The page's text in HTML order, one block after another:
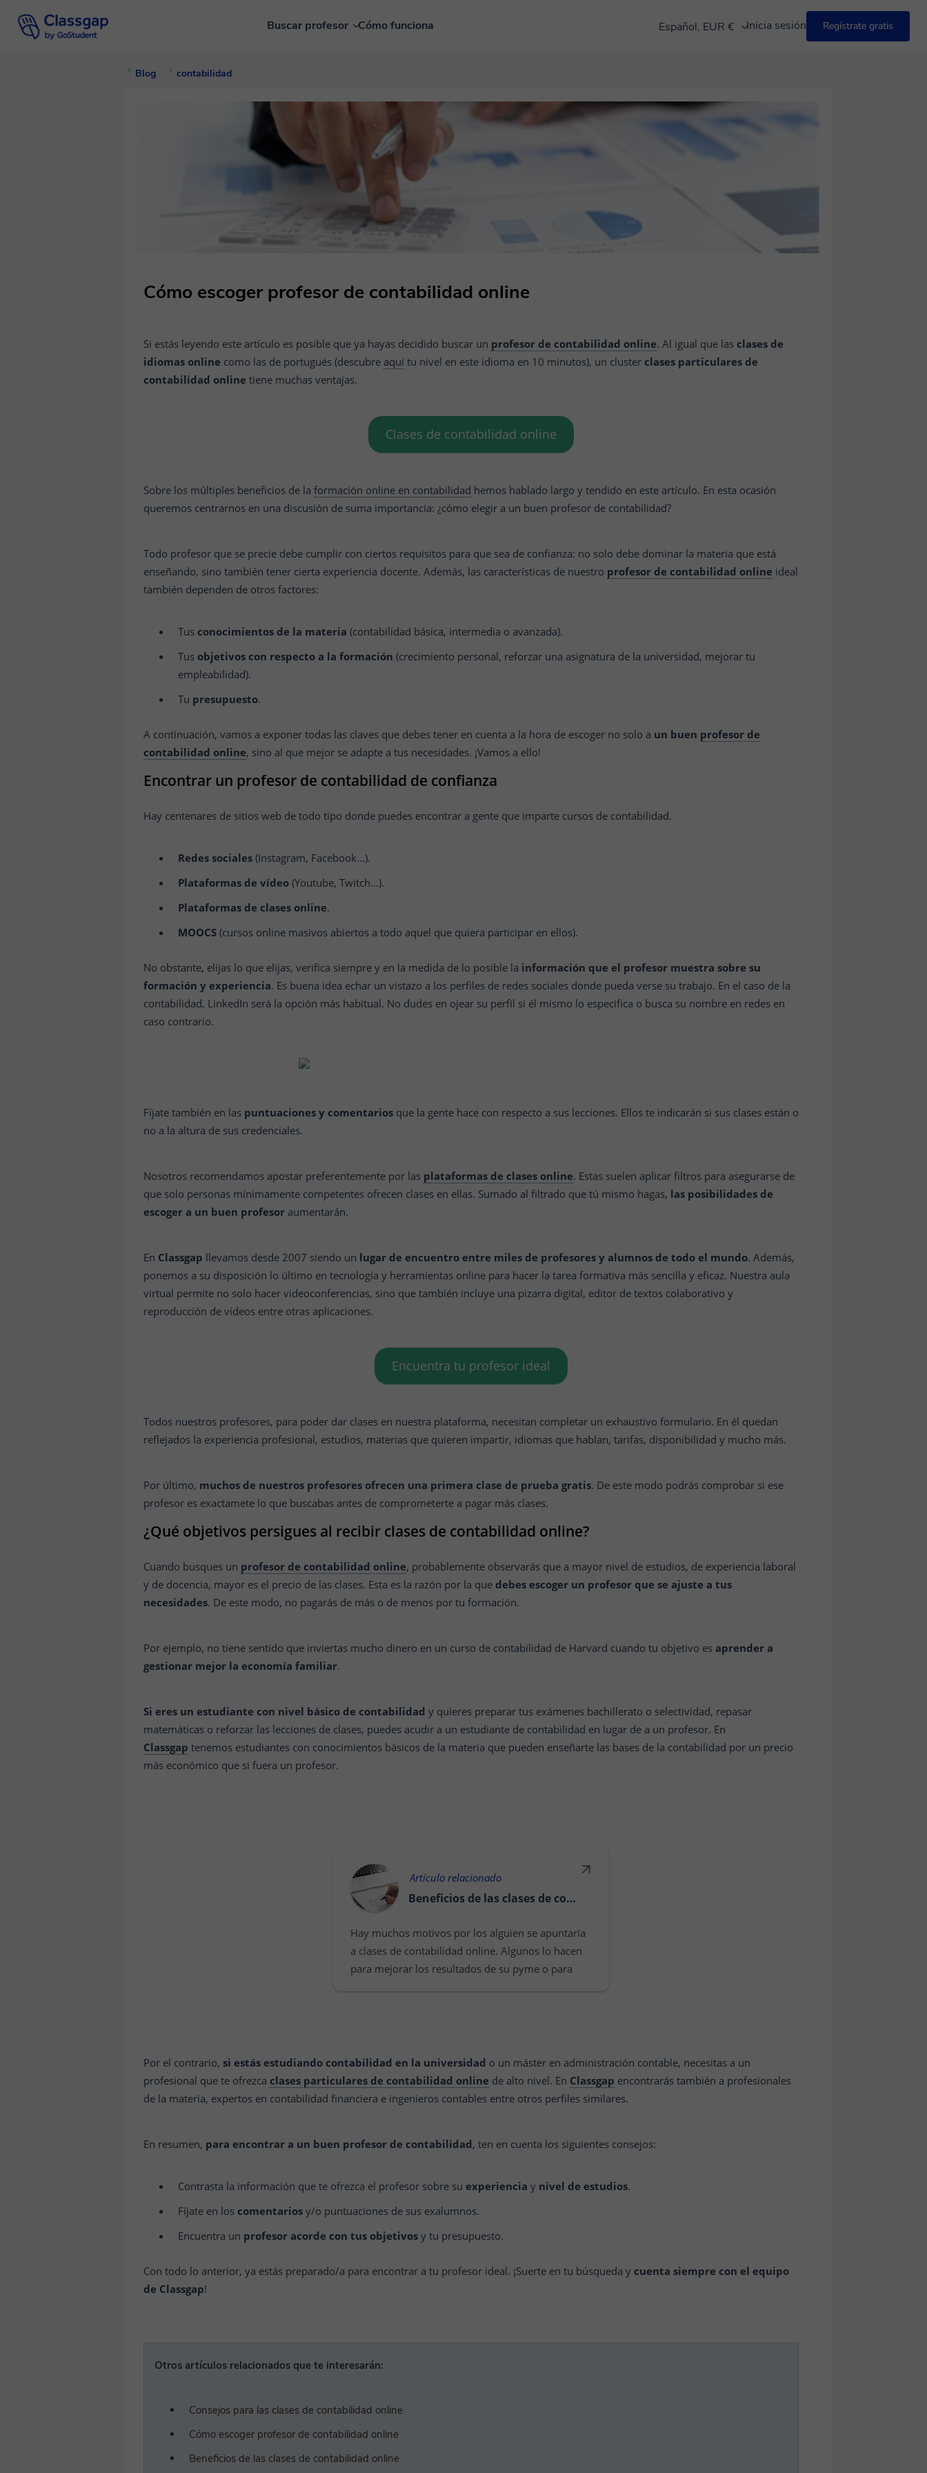
Buscar profesor Cómo funciona Español, EUR € Inicia sesión Regístrate gratis
Blog contabilidad
Cómo escoger profesor de contabilidad online
Si estás leyendo este artículo es posible que ya hayas decidido buscar un profesor de contabilidad online. Al igual que las clases de
idiomas online como las de portugués (descubre aquí tu nivel en este idioma en 10 minutos), un cluster clases particulares de
contabilidad online tiene muchas ventajas.
Clases de contabilidad online
Sobre los múltiples beneficios de la formación online en contabilidad hemos hablado largo y tendido en este artículo. En esta ocasión
queremos centrarnos en una discusión de suma importancia: ¿cómo elegir a un buen profesor de contabilidad?
Todo profesor que se precie debe cumplir con ciertos requisitos para que sea de confianza: no solo debe dominar la materia que está
enseñando, sino también tener cierta experiencia docente. Además, las características de nuestro profesor de contabilidad online ideal
también dependen de otros factores:
Tus conocimientos de la materia (contabilidad básica, intermedia o avanzada).
Tus objetivos con respecto a la formación (crecimiento personal, reforzar una asignatura de la universidad, mejorar tu
empleabilidad).
Tu presupuesto.
A continuación, vamos a exponer todas las claves que debes tener en cuenta a la hora de escoger no solo a un buen profesor de
contabilidad online, sino al que mejor se adapte a tus necesidades. ¡Vamos a ello!
Encontrar un profesor de contabilidad de confianza
Hay centenares de sitios web de todo tipo donde puedes encontrar a gente que imparte cursos de contabilidad.
Redes sociales (Instagram, Facebook…).
Plataformas de vídeo (Youtube, Twitch…).
Plataformas de clases online.
MOOCS (cursos online masivos abiertos a todo aquel que quiera participar en ellos).
No obstante, elijas lo que elijas, verifica siempre y en la medida de lo posible la información que el profesor muestra sobre su
formación y experiencia. Es buena idea echar un vistazo a los perfiles de redes sociales donde pueda verse su trabajo. En el caso de la
contabilidad, LinkedIn será la opción más habitual. No dudes en ojear su perfil si él mismo lo especifica o busca su nombre en redes en
caso contrario.
Fíjate también en las puntuaciones y comentarios que la gente hace con respecto a sus lecciones. Ellos te indicarán si sus clases están o
no a la altura de sus credenciales.
Nosotros recomendamos apostar preferentemente por las plataformas de clases online. Estas suelen aplicar filtros para asegurarse de
que solo personas mínimamente competentes ofrecen clases en ellas. Sumado al filtrado que tú mismo hagas, las posibilidades de
escoger a un buen profesor aumentarán.
En Classgap llevamos desde 2007 siendo un lugar de encuentro entre miles de profesores y alumnos de todo el mundo. Además,
ponemos a su disposición lo último en tecnología y herramientas online para hacer la tarea formativa más sencilla y eficaz. Nuestra aula
virtual permite no solo hacer videoconferencias, sino que también incluye una pizarra digital, editor de textos colaborativo y
reproducción de vídeos entre otras aplicaciones.
Encuentra tu profesor ideal
Todos nuestros profesores, para poder dar clases en nuestra plataforma, necesitan completar un exhaustivo formulario. En él quedan
reflejados la experiencia profesional, estudios, materias que quieren impartir, idiomas que hablan, tarifas, disponibilidad y mucho más.
Por último, muchos de nuestros profesores ofrecen una primera clase de prueba gratis. De este modo podrás comprobar si ese
profesor es exactamete lo que buscabas antes de comprometerte a pagar más clases.
¿Qué objetivos persigues al recibir clases de contabilidad online?
Cuando busques un profesor de contabilidad online, probablemente observarás que a mayor nivel de estudios, de experiencia laboral
y de docencia, mayor es el precio de las clases. Esta es la razón por la que debes escoger un profesor que se ajuste a tus
necesidades. De este modo, no pagarás de más o de menos por tu formación.
Por ejemplo, no tiene sentido que inviertas mucho dinero en un curso de contabilidad de Harvard cuando tu objetivo es aprender a
gestionar mejor la economía familiar.
Si eres un estudiante con nivel básico de contabilidad y quieres preparar tus exámenes bachillerato o selectividad, repasar
matemáticas o reforzar las lecciones de clases, puedes acudir a un estudiante de contabilidad en lugar de a un profesor. En
Classgap tenemos estudiantes con conocimientos básicos de la materia que pueden enseñarte las bases de la contabilidad por un precio
más económico que si fuera un profesor.
Artículo relacionado
Beneficios de las clases de contabilidad online
Hay muchos motivos por los alguien se apuntaría
a clases de contabilidad online. Algunos lo hacen
para mejorar los resultados de su pyme o para
Por el contrario, si estás estudiando contabilidad en la universidad o un máster en administración contable, necesitas a un
profesional que te ofrezca clases particulares de contabilidad online de alto nivel. En Classgap encontrarás también a profesionales
de la materia, expertos en contabilidad financiera e ingenieros contables entre otros perfiles similares.
En resumen, para encontrar a un buen profesor de contabilidad, ten en cuenta los siguientes consejos:
Contrasta la información que te ofrezca el profesor sobre su experiencia y nivel de estudios.
Fíjate en los comentarios y/o puntuaciones de sus exalumnos.
Encuentra un profesor acorde con tus objetivos y tu presupuesto.
Con todo lo anterior, ya estás preparado/a para encontrar a tu profesor ideal. ¡Suerte en tu búsqueda y cuenta siempre con el equipo
de Classgap!
Otros artículos relacionados que te interesarán:
Consejos para las clases de contabilidad online
Cómo escoger profesor de contabilidad online
Beneficios de las clases de contabilidad online